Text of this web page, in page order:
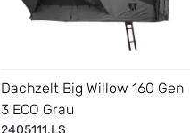
Dachzelt Big Willow 160 Gen
3 ECO Grau